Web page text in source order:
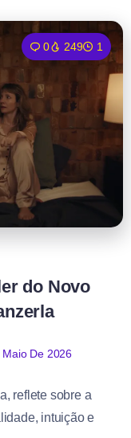
0 249 1
do Novo
Maio De 2026
reflete sobre a
intuição e